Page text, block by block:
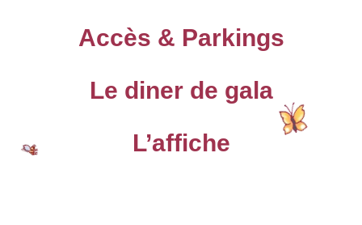
Accès & Parkings
Le diner de gala
L’affiche